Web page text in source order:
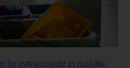
för nyttiggörande av hushålls-